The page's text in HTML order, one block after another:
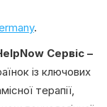
.
Сервіс –
із ключових
терапії,